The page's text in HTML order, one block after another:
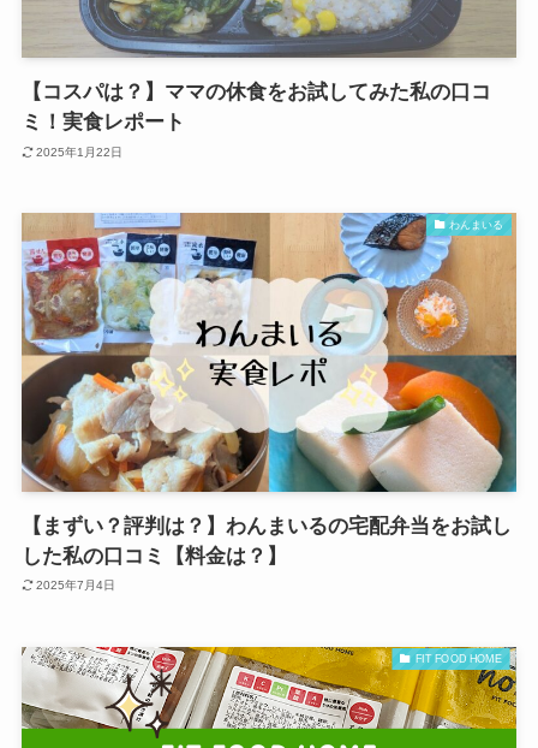
【コスパは？】ママの休食をお試してみた私の口コ
ミ！実食レポート
2025年1月22日
わんまいる
【まずい？評判は？】わんまいるの宅配弁当をお試し
した私の口コミ【料金は？】
2025年7月4日
FIT FOOD HOME